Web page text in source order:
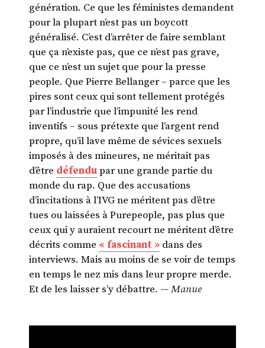
génération. Ce que les féministes demandent
pour la plupart n’est pas un boycott
généralisé. C’est d’arrêter de faire semblant
que ça n’existe pas, que ce n’est pas grave,
que ce n’est un sujet que pour la presse
people. Que Pierre Bellanger – parce que les
pires sont ceux qui sont tellement protégés
par l’industrie que l’impunité les rend
inventifs – sous prétexte que l’argent rend
propre, qu’il lave même de sévices sexuels
imposés à des mineures, ne méritait pas
d’être défendupar une grande partie du
monde du rap. Que des accusations
d’incitations à l’IVG ne méritent pas d’être
tues ou laissées à Purepeople, pas plus que
ceux qui y auraient recourt ne méritent d’être
décrits comme « fascinant » dans des
interviews. Mais au moins de se voir de temps
en temps le nez mis dans leur propre merde.
Et de les laisser s’y débattre. — Manue